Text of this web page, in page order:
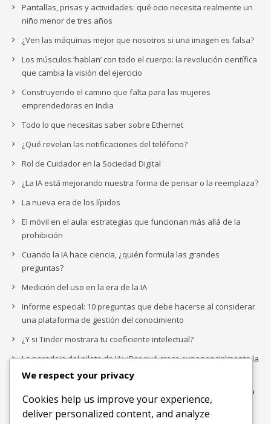
Pantallas, prisas y actividades: qué ocio necesita realmente un
niño menor de tres años
¿Ven las máquinas mejor que nosotros si una imagen es falsa?
Los músculos ‘hablan’ con todo el cuerpo: la revolución científica
que cambia la visión del ejercicio
Construyendo el camino que falta para las mujeres
emprendedoras en India
Todo lo que necesitas saber sobre Ethernet
¿Qué revelan las notificaciones del teléfono?
Rol de Cuidador en la Sociedad Digital
¿La IA está mejorando nuestra forma de pensar o la reemplaza?
La nueva era de los lípidos
El móvil en el aula: estrategias que funcionan más allá de la
prohibición
Cuando la IA hace ciencia, ¿quién formula las grandes
preguntas?
Medición del uso en la era de la IA
Informe especial: 10 preguntas que debe hacerse al considerar
una plataforma de gestión del conocimiento
¿Y si Tinder mostrara tu coeficiente intelectual?
La paradoja del piloto de IA: ¿Por qué crece exponencialmente la
complejidad de la IA empresarial?
Los organigramas de marketing se crearon para los canales. La
IA acaba de dejarlos obsoletos.
We respect your privacy
Cookies help us improve your experience,
deliver personalized content, and analyze